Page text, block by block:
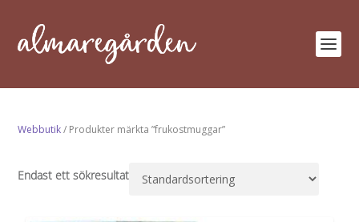
Webbutik/ Produkter märkta ”frukostmuggar”
Endast ett sökresultat